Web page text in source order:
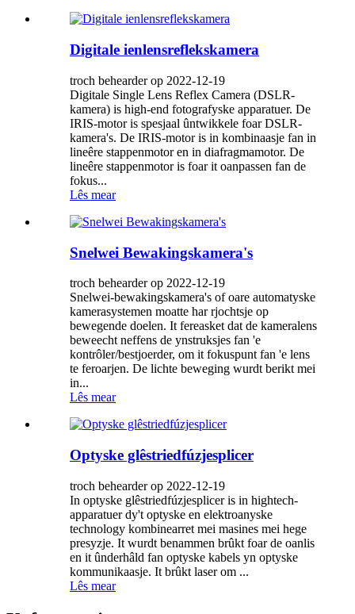
Digitale ienlensreflekskamera
troch behearder op 2022-12-19
Digitale Single Lens Reflex Camera (DSLR-
kamera) is high-end fotografyske apparatuer. De
IRIS-motor is spesjaal ûntwikkele foar DSLR-
kamera's. De IRIS-motor is in kombinaasje fan in
lineêre stappenmotor en in diafragmamotor. De
lineêre stappenmotor is foar it oanpassen fan de
fokus...
Lês mear
Snelwei Bewakingskamera's
troch behearder op 2022-12-19
Snelwei-bewakingskamera's of oare automatyske
kamerasystemen moatte har rjochtsje op
bewegende doelen. It fereasket dat de kameralens
beweecht neffens de ynstruksjes fan 'e
kontrôler/bestjoerder, om it fokuspunt fan 'e lens
te feroarjen. De lichte beweging wurdt berikt mei
in...
Lês mear
Optyske glêstriedfúzjesplicer
troch behearder op 2022-12-19
In optyske glêstriedfúzjesplicer is in hightech-
apparatuer dy't optyske en elektroanyske
technology kombinearret mei masines mei hege
presyzje. It wurdt benammen brûkt foar de oanlis
en it ûnderhâld fan optyske kabels yn optyske
kommunikaasje. It brûkt laser om ...
Lês mear